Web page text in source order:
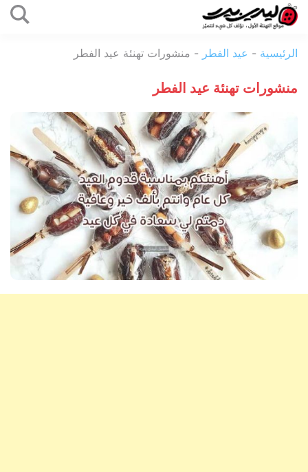
بيرد
الرئيسية - عيد الفطر - منشورات تهنئة عيد الفطر
منشورات تهنئة عيد الفطر